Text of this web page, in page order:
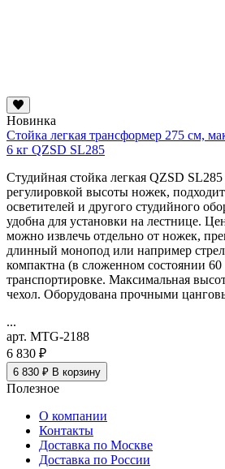
Новинка
Стойка легкая трансформер 275 см,
6 кг QZSD SL285
Студийная стойка легкая QZSD
регулировкой высоты ножек,
осветителей и другого студийного
удобна для установки на лестнице.
можно извлечь отдельно от ножек,
длинный монопод или например
компактна (в сложенном состоянии 60
транспортировке. Максимальная
чехол. Оборудована прочными
...
арт. MTG-2188
6 830 ₽
6 830 ₽ В корзину
Полезное
О компании
Контакты
Доставка по Москве
Доставка по России